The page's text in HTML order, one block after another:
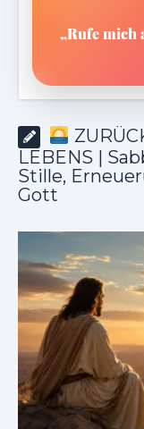
„Rufe mich
LEBENS |
Stille,
Gott